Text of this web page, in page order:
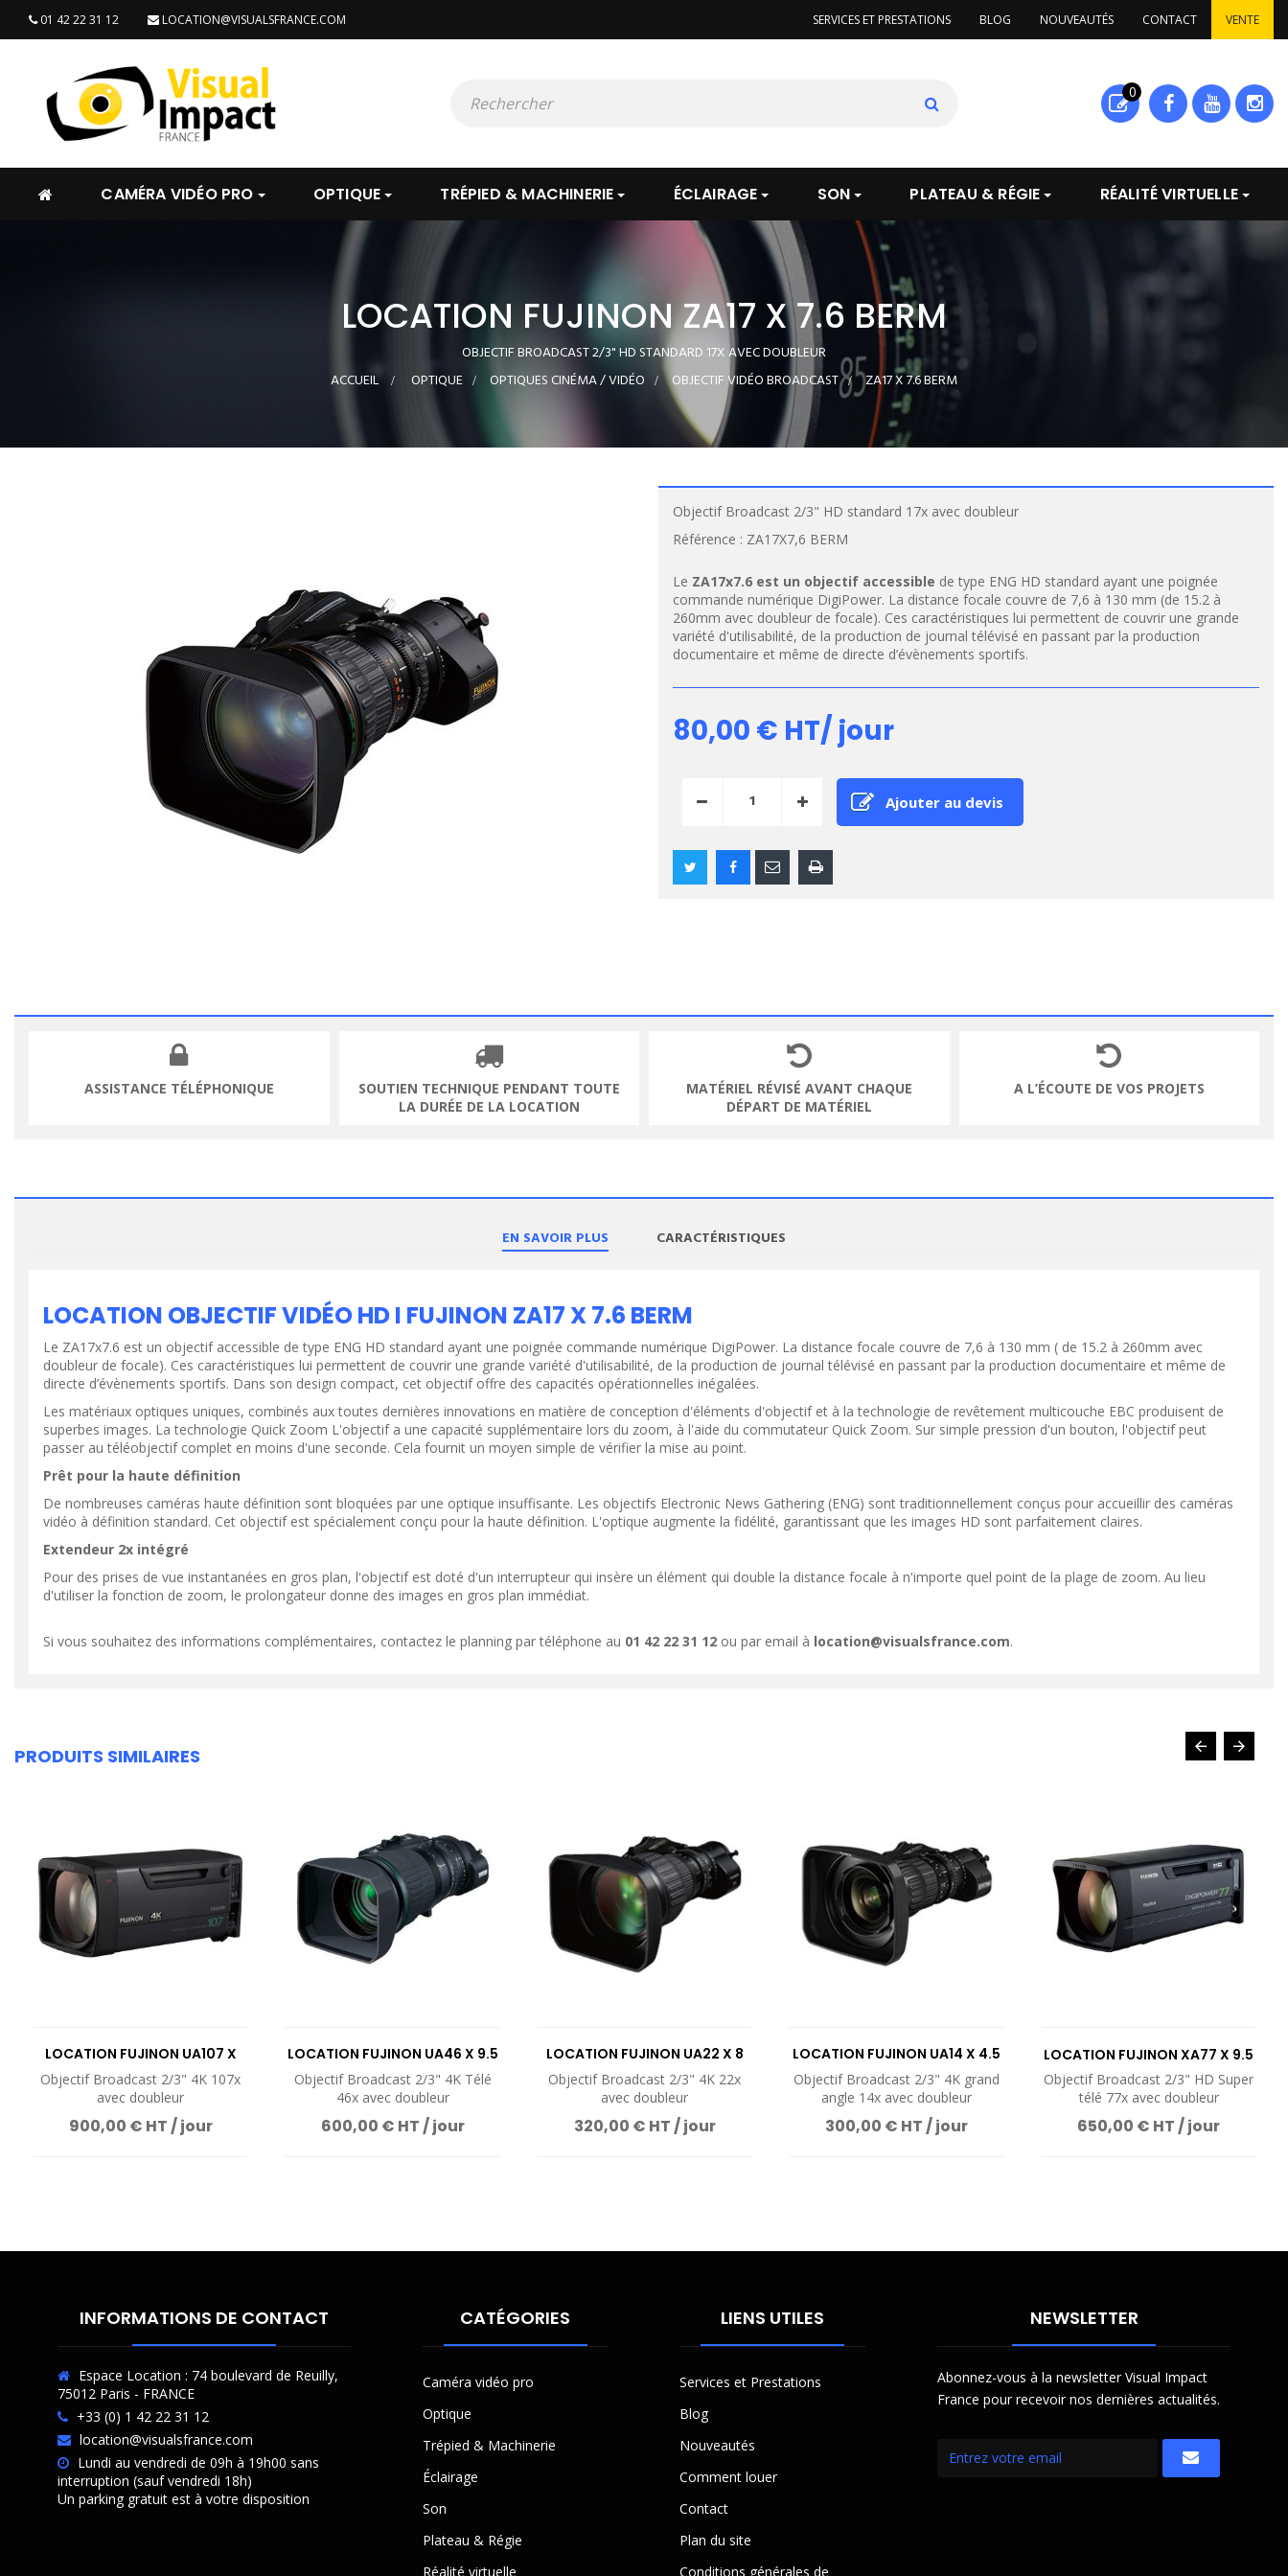
01 42 22 31 12 LOCATION@VISUALSFRANCE.COM SERVICES ET PRESTATIONS BLOG NOUVEAUTÉS CONTACT VENTE
0
CAMÉRA VIDÉO PRO OPTIQUE TRÉPIED & MACHINERIE ÉCLAIRAGE SON PLATEAU & RÉGIE RÉALITÉ VIRTUELLE
LOCATION FUJINON ZA17 X 7.6 BERM
OBJECTIF BROADCAST 2/3" HD STANDARD 17X AVEC DOUBLEUR
ACCUEIL > OPTIQUE > OPTIQUES CINÉMA / VIDÉO > OBJECTIF VIDÉO BROADCAST > ZA17 X 7.6 BERM
Objectif Broadcast 2/3" HD standard 17x avec doubleur
Référence : ZA17X7,6 BERM
Le ZA17x7.6 est un objectif accessible de type ENG HD standard ayant une poignée
commande numérique DigiPower. La distance focale couvre de 7,6 à 130 mm (de 15.2 à
260mm avec doubleur de focale). Ces caractéristiques lui permettent de couvrir une grande
variété d'utilisabilité, de la production de journal télévisé en passant par la production
documentaire et même de directe d’évènements sportifs.
80,00 € HT/ jour
Ajouter au devis
ASSISTANCE TÉLÉPHONIQUE
SOUTIEN TECHNIQUE PENDANT TOUTE
LA DURÉE DE LA LOCATION
MATÉRIEL RÉVISÉ AVANT CHAQUE
DÉPART DE MATÉRIEL
A L’ÉCOUTE DE VOS PROJETS
EN SAVOIR PLUS CARACTÉRISTIQUES
LOCATION OBJECTIF VIDÉO HD I FUJINON ZA17 X 7.6 BERM
Le ZA17x7.6 est un objectif accessible de type ENG HD standard ayant une poignée commande numérique DigiPower. La distance focale couvre de 7,6 à 130 mm ( de 15.2 à 260mm avec
doubleur de focale). Ces caractéristiques lui permettent de couvrir une grande variété d'utilisabilité, de la production de journal télévisé en passant par la production documentaire et même de
directe d’évènements sportifs. Dans son design compact, cet objectif offre des capacités opérationnelles inégalées.
Les matériaux optiques uniques, combinés aux toutes dernières innovations en matière de conception d'éléments d'objectif et à la technologie de revêtement multicouche EBC produisent de
superbes images. La technologie Quick Zoom L'objectif a une capacité supplémentaire lors du zoom, à l'aide du commutateur Quick Zoom. Sur simple pression d'un bouton, l'objectif peut
passer au téléobjectif complet en moins d'une seconde. Cela fournit un moyen simple de vérifier la mise au point.
Prêt pour la haute définition
De nombreuses caméras haute définition sont bloquées par une optique insuffisante. Les objectifs Electronic News Gathering (ENG) sont traditionnellement conçus pour accueillir des caméras
vidéo à définition standard. Cet objectif est spécialement conçu pour la haute définition. L'optique augmente la fidélité, garantissant que les images HD sont parfaitement claires.
Extendeur 2x intégré
Pour des prises de vue instantanées en gros plan, l'objectif est doté d'un interrupteur qui insère un élément qui double la distance focale à n'importe quel point de la plage de zoom. Au lieu
d'utiliser la fonction de zoom, le prolongateur donne des images en gros plan immédiat.
Si vous souhaitez des informations complémentaires, contactez le planning par téléphone au 01 42 22 31 12 ou par email à location@visualsfrance.com.
PRODUITS SIMILAIRES
VOIR LE PRODUIT
LOCATION FUJINON UA107 X
Objectif Broadcast 2/3" 4K 107x
avec doubleur
900,00 € HT / jour
VOIR LE PRODUIT
LOCATION FUJINON UA46 X 9.5
Objectif Broadcast 2/3" 4K Télé
46x avec doubleur
600,00 € HT / jour
VOIR LE PRODUIT
LOCATION FUJINON UA22 X 8
Objectif Broadcast 2/3" 4K 22x
avec doubleur
320,00 € HT / jour
VOIR LE PRODUIT
LOCATION FUJINON UA14 X 4.5
Objectif Broadcast 2/3" 4K grand
angle 14x avec doubleur
300,00 € HT / jour
VOIR LE PRODUIT
LOCATION FUJINON XA77 X 9.5
Objectif Broadcast 2/3" HD Super
télé 77x avec doubleur
650,00 € HT / jour
INFORMATIONS DE CONTACT
Espace Location : 74 boulevard de Reuilly,
75012 Paris - FRANCE
+33 (0) 1 42 22 31 12
location@visualsfrance.com
Lundi au vendredi de 09h à 19h00 sans
interruption (sauf vendredi 18h)
Un parking gratuit est à votre disposition
CATÉGORIES
Caméra vidéo pro
Optique
Trépied & Machinerie
Éclairage
Son
Plateau & Régie
Réalité virtuelle
LIENS UTILES
Services et Prestations
Blog
Nouveautés
Comment louer
Contact
Plan du site
Conditions générales de
NEWSLETTER
Abonnez-vous à la newsletter Visual Impact
France pour recevoir nos dernières actualités.